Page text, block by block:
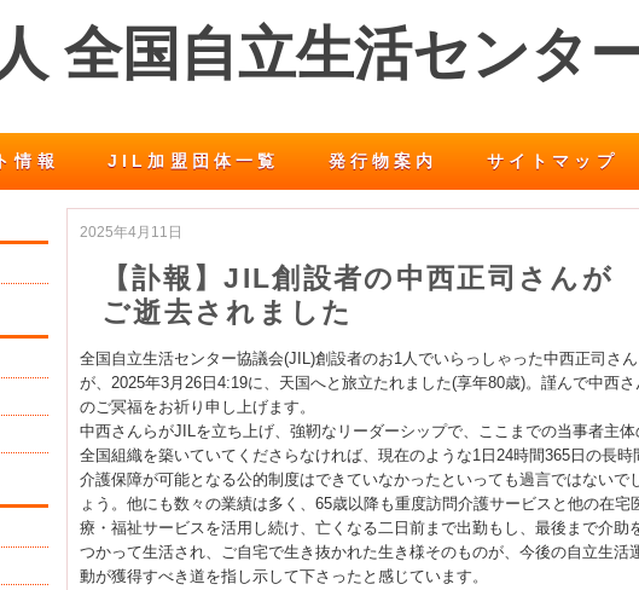
全国自立生活センタ
情報 JIL加盟団体一覧 発行物案内 サイトマップ
2025年4月11日
【訃報】JIL創設者の中西正司さんが
ご逝去されました
全国自立生活センター協議会(JIL)創設者のお1人でいらっしゃった中西正司さん
が、 2025年3月26日4:19に、天国へと旅立たれました(享年80歳)。謹んで中西さ
のご冥福をお祈り申し上げます。
中西さんらがJILを立ち上げ、強靭なリーダーシップで、 ここまでの当事者主体
全国組織を築いていてくださらなければ、 現在のような1日24時間365日の長時
介護保障が可能となる公的制度はできていなかったといっても過言ではないで
ょう。 他にも数々の業績は多く、 65歳以降も重度訪問介護サービスと他の在宅
療・ 福祉サービスを活用し続け、亡くなる二日前まで出勤もし、 最後まで介助
つかって生活され、 ご自宅で生き抜かれた生き様そのものが、 今後の自立生活
動が獲得すべき道を指し示して下さったと感じています。